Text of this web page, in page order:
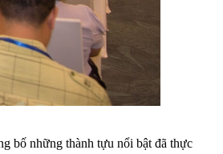
bố những thành tựu nổi bật đã thực